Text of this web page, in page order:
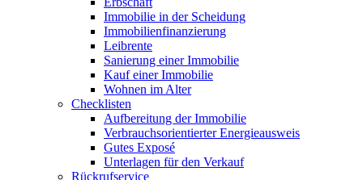
Immobilie in der Scheidung
Immobilienfinanzierung
Leibrente
Sanierung einer Immobilie
Kauf einer Immobilie
Wohnen im Alter
Checklisten
Aufbereitung der Immobilie
Verbrauchsorientierter Energieausweis
Gutes Exposé
Unterlagen für den Verkauf
Rückrufservice